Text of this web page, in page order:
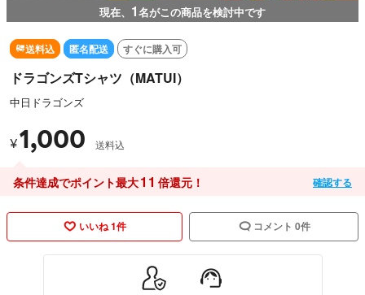
現在、 1名がこの商品を検討中です
送料込 匿名配送 すぐに購入可
ドラゴンズTシャツ（MATUI）
中日ドラゴンズ
¥1,000 送料込
条件達成でポイント最大11 倍還元！ 確認する
いいね 1件 コメント 0件